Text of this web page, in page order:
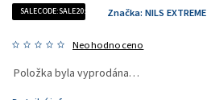
SALECODE:SALE20:20:%
Neohodnoceno
Značka: NILS EXTREME
Položka byla vyprodána…